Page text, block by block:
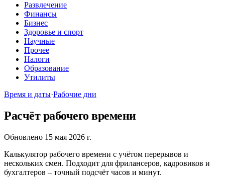
Развлечение
Финансы
Бизнес
Здоровье и спорт
Научные
Прочее
Налоги
Образование
Утилиты
Время и даты·Рабочие дни
Расчёт рабочего времени
Обновлено 15 мая 2026 г.
Калькулятор рабочего времени с учётом перерывов и
нескольких смен. Подходит для фрилансеров, кадровиков и
бухгалтеров – точный подсчёт часов и минут.